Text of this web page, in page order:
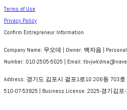
Terms of Use
Privacy Policy
Confirm Entrepreneur Information
Company Name: 무오데 | Owner: 백자음 |
Number: 010-2505-5025 | Email:
Address: 경기도 김포시 걸포1로10 206동 703호
510-07-53925 | Business License: 2025-경기김포-